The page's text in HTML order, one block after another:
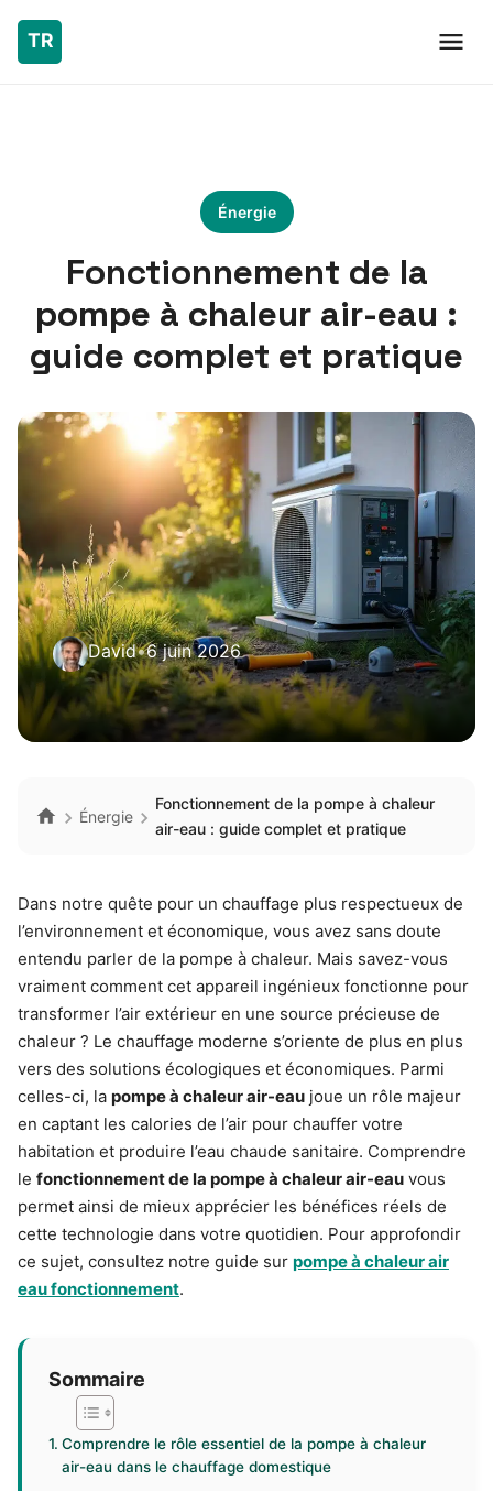
Énergie
Fonctionnement de la
pompe à chaleur air-eau :
guide complet et pratique
David•6 juin 2026
Énergie
Fonctionnement de la pompe à chaleur
air-eau : guide complet et pratique
Dans notre quête pour un chauffage plus respectueux de
l’environnement et économique, vous avez sans doute
entendu parler de la pompe à chaleur. Mais savez-vous
vraiment comment cet appareil ingénieux fonctionne pour
transformer l’air extérieur en une source précieuse de
chaleur ? Le chauffage moderne s’oriente de plus en plus
vers des solutions écologiques et économiques. Parmi
celles-ci, la pompe à chaleur air-eau joue un rôle majeur
en captant les calories de l’air pour chauffer votre
habitation et produire l’eau chaude sanitaire. Comprendre
le fonctionnement de la pompe à chaleur air-eau vous
permet ainsi de mieux apprécier les bénéfices réels de
cette technologie dans votre quotidien. Pour approfondir
ce sujet, consultez notre guide sur pompe à chaleur air
eau fonctionnement.
Sommaire
Comprendre le rôle essentiel de la pompe à chaleur
air-eau dans le chauffage domestique